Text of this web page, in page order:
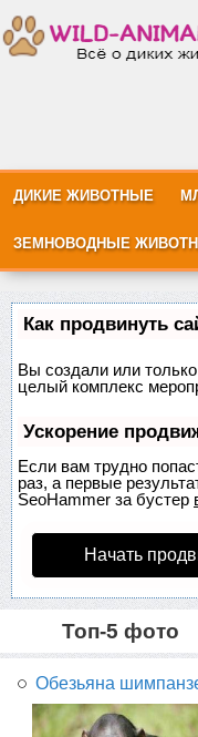
ДИКИЕ ЖИВОТНЫЕ
ЗЕМНОВОДНЫЕ
Как продвинуть
Вы создали или только
целый комплекс
Ускорение
Если вам трудно
раз, а первые
SeoHammer за бустер
Начать
Топ-5 фото
Обезьяна